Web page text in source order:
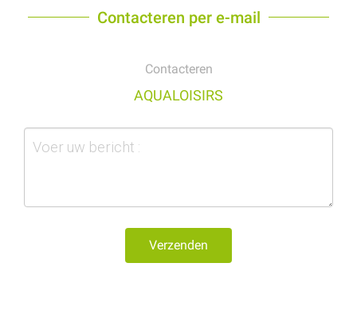
Contacteren per e-mail
Contacteren
AQUALOISIRS
Verzenden